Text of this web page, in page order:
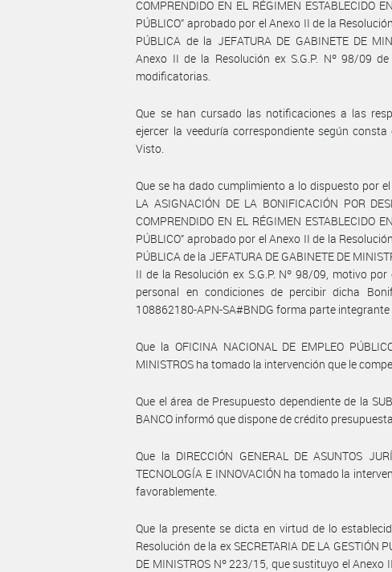
COMPRENDIDO EN EL RÉGIMEN ESTABLECIDO
PÚBLICO” aprobado por el Anexo II de la
PÚBLICA de la JEFATURA DE GABINETE DE
Anexo II de la Resolución ex S.G.P. Nº 98/09
modificatorias.
Que se han cursado las notificaciones a las
ejercer la veeduría correspondiente según
Visto.
Que se ha dado cumplimiento a lo dispuesto por el
LA ASIGNACIÓN DE LA BONIFICACIÓN POR
COMPRENDIDO EN EL RÉGIMEN ESTABLECIDO
PÚBLICO” aprobado por el Anexo II de la
PÚBLICA de la JEFATURA DE GABINETE DE
II de la Resolución ex S.G.P. Nº 98/09, motivo
personal en condiciones de percibir dicha
108862180-APN-SA#BNDG forma parte
Que la OFICINA NACIONAL DE EMPLEO
MINISTROS ha tomado la intervención que le
Que el área de Presupuesto dependiente de la
BANCO informó que dispone de crédito
Que la DIRECCIÓN GENERAL DE ASUNTOS
TECNOLOGÍA E INNOVACIÓN ha tomado la
favorablemente.
Que la presente se dicta en virtud de lo
Resolución de la ex SECRETARIA DE LA GESTIÓN
DE MINISTROS Nº 223/15, que sustituyo el Anexo